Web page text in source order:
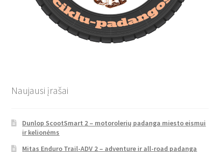
Naujausi įrašai
Dunlop ScootSmart 2 – motorolerių padanga miesto eismui
ir kelionėms
Mitas Enduro Trail-ADV 2 – adventure ir all-road padanga